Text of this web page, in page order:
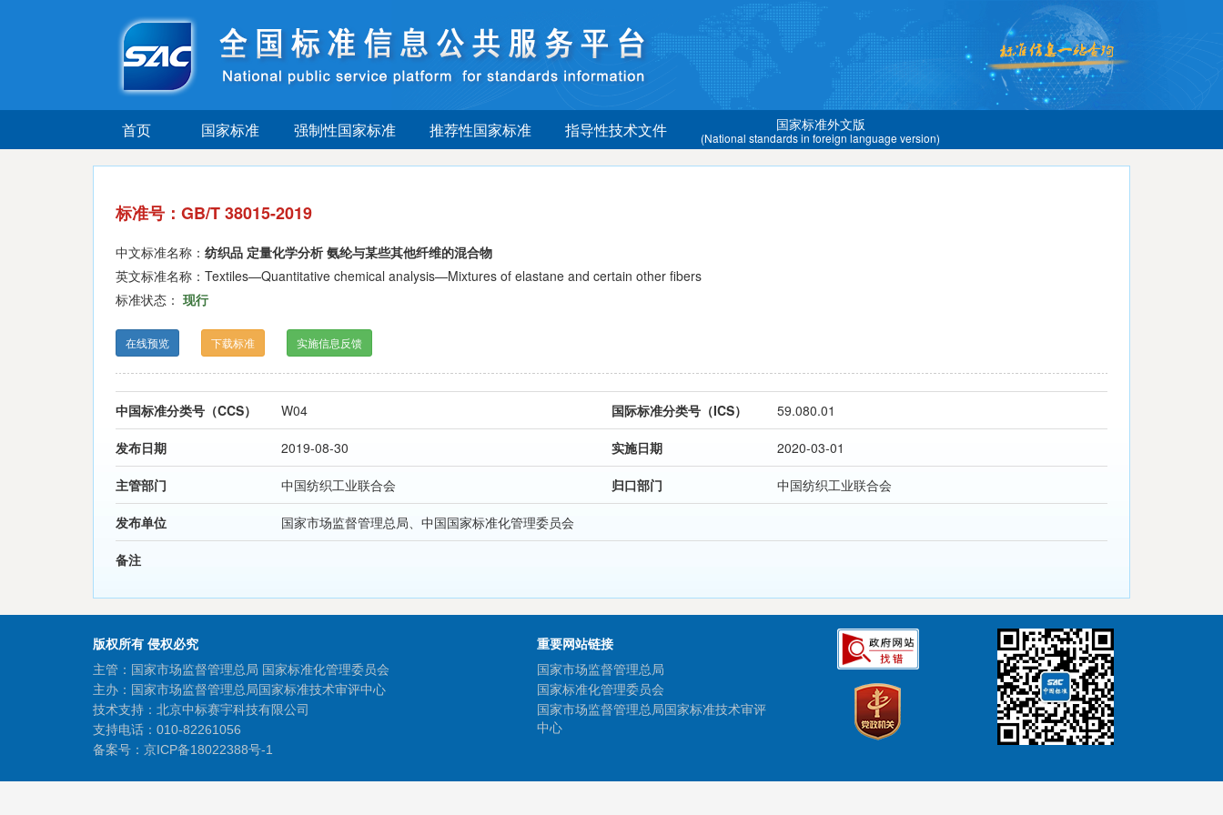
首页 国家标准 强制性国家标准 推荐性国家标准 指导性技术文件 国家标准外文版
(National standards in foreign language version)
标准号：GB/T 38015-2019
中文标准名称： 纺织品 定量化学分析 氨纶与某些其他纤维的混合物
英文标准名称：Textiles—Quantitative chemical analysis—Mixtures of elastane and certain other fibers
标准状态： 现行
在线预览 下载标准 实施信息反馈
中国标准分类号（CCS） W04 国际标准分类号（ICS） 59.080.01
发布日期 2019-08-30 实施日期 2020-03-01
主管部门 中国纺织工业联合会 归口部门 中国纺织工业联合会
发布单位 国家市场监督管理总局、中国国家标准化管理委员会
备注
版权所有 侵权必究
主管：国家市场监督管理总局 国家标准化管理委员会
主办：国家市场监督管理总局国家标准技术审评中心
技术支持：北京中标赛宇科技有限公司
支持电话：010-82261056
备案号： 京ICP备18022388号-1
重要网站链接
国家市场监督管理总局
国家标准化管理委员会
国家市场监督管理总局国家标准技术审评
中心